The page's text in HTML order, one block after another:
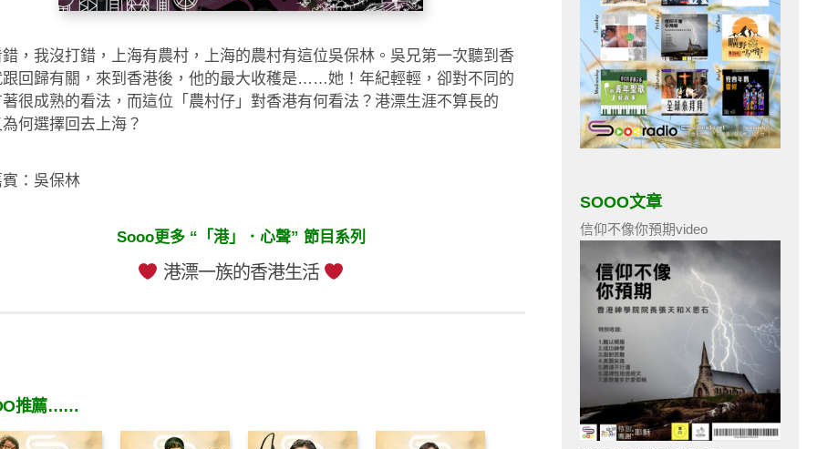
，我沒打錯，上海有農村，上海的農村有這位吳保林。吳兄第一次聽到香
跟回歸有關，來到香港後，他的最大收穫是……她！年紀輕輕，卻對不同的
很成熟的看法，而這位「農村仔」對香港有何看法？港漂生涯不算長的
何選擇回去上海？
：吳保林
Sooo更多 “「港」．心聲” 節目系列
港漂一族的香港生活
推薦……
SOOO文章
信仰不像你預期video